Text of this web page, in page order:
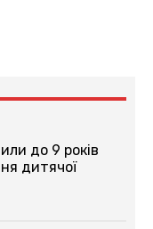
до 9 років
дитячої